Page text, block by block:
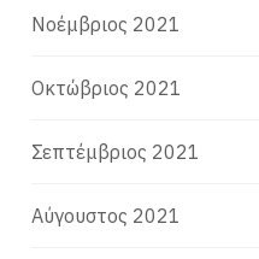
Νοέμβριος 2021
Οκτώβριος 2021
Σεπτέμβριος 2021
Αύγουστος 2021